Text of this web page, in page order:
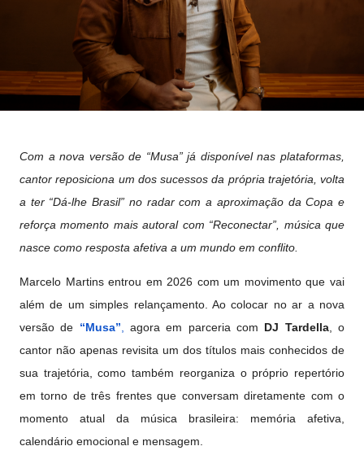
Com a nova versão de “Musa” já disponível nas plataformas,
cantor reposiciona um dos sucessos da própria trajetória, volta
a ter “Dá-lhe Brasil” no radar com a aproximação da Copa e
reforça momento mais autoral com “Reconectar”, música que
nasce como resposta afetiva a um mundo em conflito.
Marcelo Martins entrou em 2026 com um movimento que vai
além de um simples relançamento. Ao colocar no ar a nova
versão de “Musa”, agora em parceria com DJ Tardella, o
cantor não apenas revisita um dos títulos mais conhecidos de
sua trajetória, como também reorganiza o próprio repertório
em torno de três frentes que conversam diretamente com o
momento atual da música brasileira: memória afetiva,
calendário emocional e mensagem.